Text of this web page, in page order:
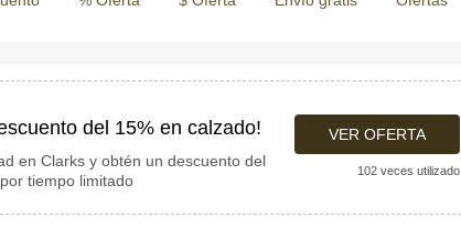
del 15% en calzado!
en Clarks y obtén un descuento del
tiempo limitado
VER OFERTA
102 veces utilizado